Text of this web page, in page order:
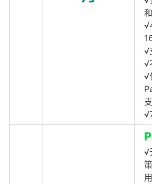
√
√
√
√